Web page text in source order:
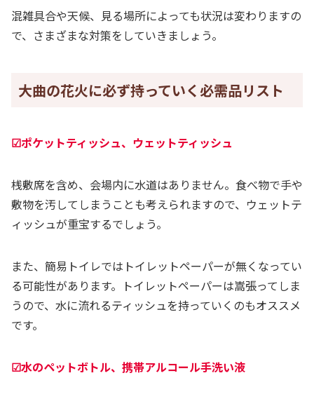
混雑具合や天候、見る場所によっても状況は変わりますの
で、さまざまな対策をしていきましょう。
大曲の花火に必ず持っていく必需品リスト
☑ポケットティッシュ、ウェットティッシュ
桟敷席を含め、会場内に水道はありません。食べ物で手や
敷物を汚してしまうことも考えられますので、ウェットテ
ィッシュが重宝するでしょう。
また、簡易トイレではトイレットペーパーが無くなってい
る可能性があります。トイレットペーパーは嵩張ってしま
うので、水に流れるティッシュを持っていくのもオススメ
です。
☑水のペットボトル、携帯アルコール手洗い液